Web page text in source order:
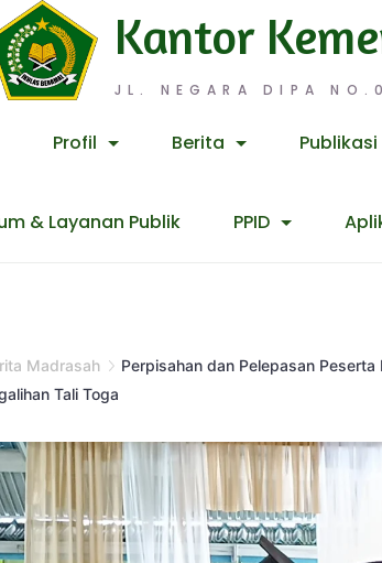
JL. NEGARA DIPA
Kantor
Profil Berita Publikasi
& Layanan Publik PPID
Madrasah
Perpisahan dan Pelepasan
Tali Toga